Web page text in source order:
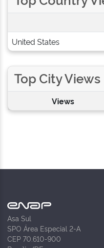
United States
Top City Views
Views
Asa Sul
SPO Área Especial 2-A
CEP 70.610-900